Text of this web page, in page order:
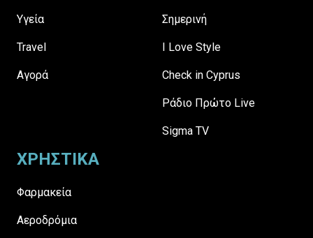
Υγεία
Travel
Αγορά
Σημερινή
I Love Style
Check in Cyprus
Ράδιο Πρώτο Live
Sigma TV
ΧΡΗΣΤΙΚΑ
Φαρμακεία
Αεροδρόμια